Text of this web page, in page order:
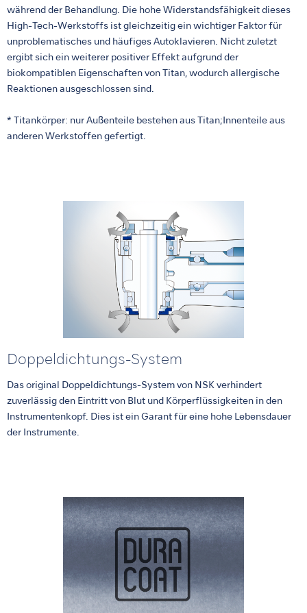
während der Behandlung. Die hohe Widerstandsfähigkeit dieses
High-Tech-Werkstoffs ist gleichzeitig ein wichtiger Faktor für
unproblematisches und häufiges Autoklavieren. Nicht zuletzt
ergibt sich ein weiterer positiver Effekt aufgrund der
biokompatiblen Eigenschaften von Titan, wodurch allergische
Reaktionen ausgeschlossen sind.
* Titankörper: nur Außenteile bestehen aus Titan;Innenteile aus
anderen Werkstoffen gefertigt.
Doppeldichtungs-System
Das original Doppeldichtungs-System von NSK verhindert
zuverlässig den Eintritt von Blut und Körperflüssigkeiten in den
Instrumentenkopf. Dies ist ein Garant für eine hohe Lebensdauer
der Instrumente.